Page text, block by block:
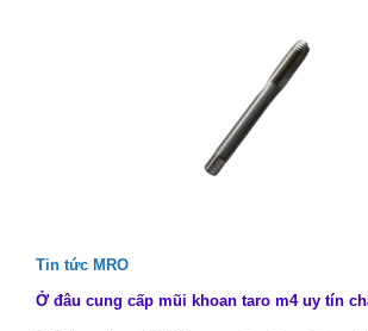
Tin tức MRO
Ở đâu cung cấp mũi khoan taro m4 uy tín